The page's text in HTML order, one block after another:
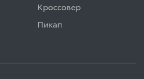
Кроссовер
Пикап